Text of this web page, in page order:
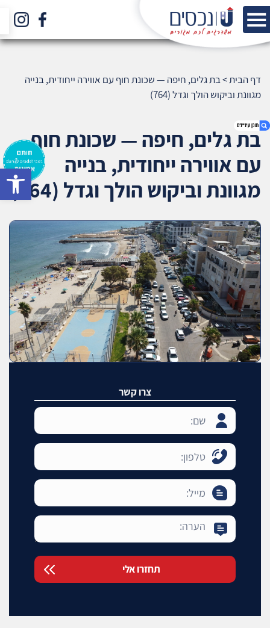
1. בת גלים, חיפה — שכונת חוף עם אווירה ייחודית,
בנייה מגוונת וביקוש הולך וגדל (764)
3. שאלתם ? ענינו !
דף הבית>בת גלים, חיפה — שכונת חוף עם אווירה ייחודית, בנייה
מגוונת וביקוש הולך וגדל (764)
בת גלים, חיפה — שכונת חוף
עם אווירה ייחודית, בנייה
מגוונת וביקוש הולך וגדל (764)
צרו קשר